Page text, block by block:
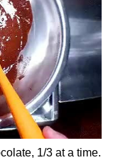
1/3 at a time.